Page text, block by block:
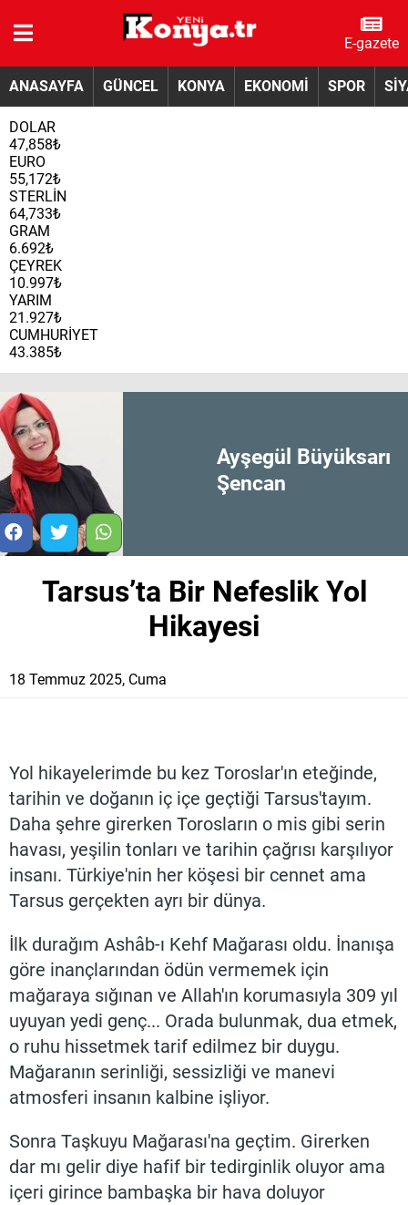
E-gazete
ANASAYFA GÜNCEL KONYA EKONOMİ SPOR
DOLAR
47,858₺
EURO
55,172₺
STERLİN
64,733₺
GRAM
6.692₺
ÇEYREK
10.997₺
YARIM
21.927₺
CUMHURİYET
43.385₺
Ayşegül Büyüksarı
Şencan
Tarsus’ta Bir Nefeslik Yol
Hikayesi
18 Temmuz 2025, Cuma
Yol hikayelerimde bu kez Toroslar'ın eteğinde,
tarihin ve doğanın iç içe geçtiği Tarsus'tayım.
Daha şehre girerken Torosların o mis gibi serin
havası, yeşilin tonları ve tarihin çağrısı karşılıyor
insanı. Türkiye'nin her köşesi bir cennet ama
Tarsus gerçekten ayrı bir dünya.
İlk durağım Ashâb-ı Kehf Mağarası oldu. İnanışa
göre inançlarından ödün vermemek için
mağaraya sığınan ve Allah'ın korumasıyla 309 yıl
uyuyan yedi genç... Orada bulunmak, dua etmek,
o ruhu hissetmek tarif edilmez bir duygu.
Mağaranın serinliği, sessizliği ve manevi
atmosferi insanın kalbine işliyor.
Sonra Taşkuyu Mağarası'na geçtim. Girerken
dar mı gelir diye hafif bir tedirginlik oluyor ama
içeri girince bambaşka bir hava doluyor